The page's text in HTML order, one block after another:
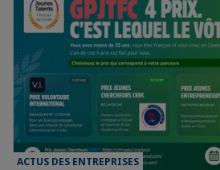
ACTUS DES ENTREPRISES